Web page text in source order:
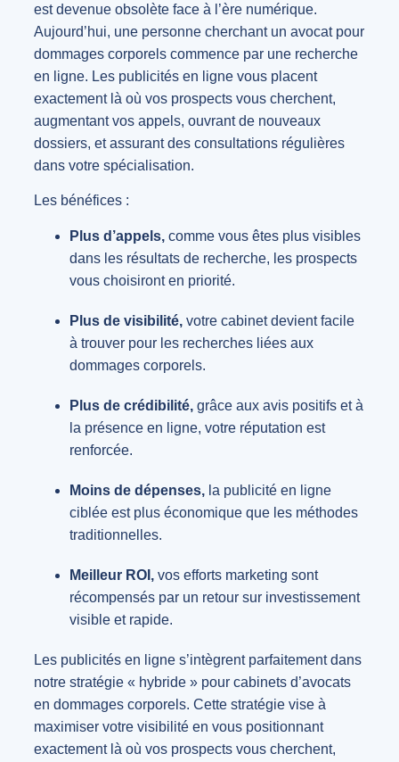
est devenue obsolète face à l’ère numérique.
Aujourd’hui, une personne cherchant un avocat pour
dommages corporels commence par une recherche
en ligne. Les publicités en ligne vous placent
exactement là où vos prospects vous cherchent,
augmentant vos appels, ouvrant de nouveaux
dossiers, et assurant des consultations régulières
dans votre spécialisation.
Les bénéfices :
Plus d’appels, comme vous êtes plus visibles
dans les résultats de recherche, les prospects
vous choisiront en priorité.
Plus de visibilité, votre cabinet devient facile
à trouver pour les recherches liées aux
dommages corporels.
Plus de crédibilité, grâce aux avis positifs et à
la présence en ligne, votre réputation est
renforcée.
Moins de dépenses, la publicité en ligne
ciblée est plus économique que les méthodes
traditionnelles.
Meilleur ROI, vos efforts marketing sont
récompensés par un retour sur investissement
visible et rapide.
Les publicités en ligne s’intègrent parfaitement dans
notre stratégie « hybride » pour cabinets d’avocats
en dommages corporels. Cette stratégie vise à
maximiser votre visibilité en vous positionnant
exactement là où vos prospects vous cherchent,